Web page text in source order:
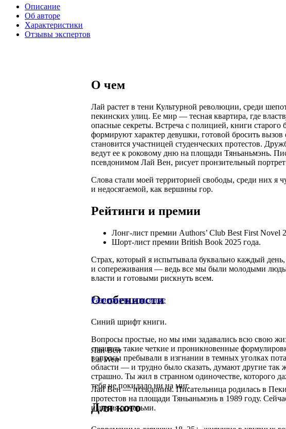
Описание
Об авторе
Характеристики
Отзывы экспертов
О чем
Лай растет в тени Культурной революции, среди
пекинских улиц. Ее мир — тесная квартира, где
опасные секреты. Встреча с полицией, книги старого
формируют характер девушки, готовой бросить
становится участницей студенческих протестов.
ведут ее к роковому дню на площади Тяньаньмэнь.
псевдонимом Лай Вен, рисует пронзительный
Слова стали моей территорией свободы, среди них я
и недосягаемой, как вершины гор.
Рейтинги и премии
Лонг-лист премии Authors’ Club Best First Novel
Шорт-лист премии British Book 2025 года.
Страх, который я испытывала буквально каждый
и сопереживания — ведь все мы были молодыми
власти и готовыми рискнуть всем.
Особенности
Синий шрифт книги.
Вопросы простые, но мы ими задавались всю свою
слышать такие четкие и проникновенные
вопросы пребывали в изгнании в темных уголках
области — и трудно было сказать, думают другие
страшно. Ты жил в странном одиночестве, которого
тебя не покидало ни на миг.
Для кого
Развернуть описание
Лай Вен
Lai Wen
Лай Вен — псевдоним. Писательница родилась в
протестов на площади Тяньаньмэнь в 1989 году.
и двумя дочерьми.